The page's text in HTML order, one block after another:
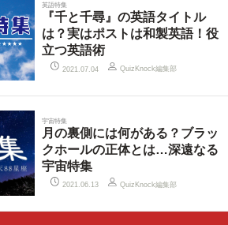
英語特集
『千と千尋』の英語タイトル
は？実はポストは和製英語！役
立つ英語術
2021.07.04 QuizKnock編集部
宇宙特集
月の裏側には何がある？ブラッ
クホールの正体とは…深遠なる
宇宙特集
2021.06.13 QuizKnock編集部